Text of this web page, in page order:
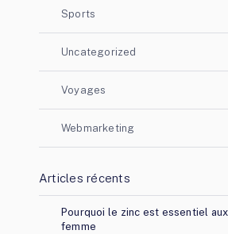
Sports
Uncategorized
Voyages
Webmarketing
Articles récents
Pourquoi le zinc est essentiel
femme